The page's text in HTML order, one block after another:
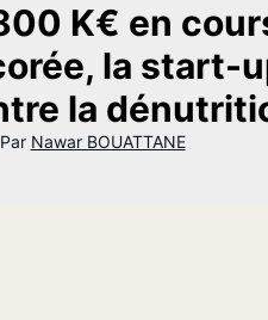
K€ en
la start-
la
Nawar BOUATTANE